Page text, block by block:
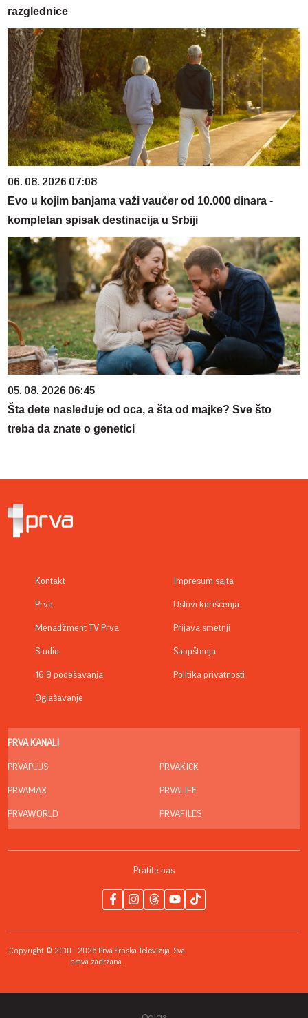
razglednice
06. 08. 2026 07:08
Evo u kojim banjama važi vaučer od 10.000 dinara -
kompletan spisak destinacija u Srbiji
05. 08. 2026 06:45
Šta dete nasleđuje od oca, a šta od majke? Sve što
treba da znate o genetici
Kontakt
Prva
Menadžment TV Prva
Studio
16:9 podešavanja
Oglašavanje
Impresum sajta
Uslovi korišćenja
Prijava smetnji
Saopštenja
Politika privatnosti
PRVA KANALI
PRVAPLUS
PRVAMAX
PRVAWORLD
PRVAKICK
PRVALIFE
PRVAFILES
Pratite nas
Copyright © 2010 - 2026 Prva Srpska Televizija. Sva
prava zadržana.